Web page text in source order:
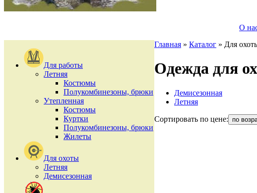
О
Для работы
Летняя
Костюмы
Полукомбинезоны, брюки
Утепленная
Костюмы
Куртки
Полукомбинезоны, брюки
Жилеты
Для охоты
Летняя
Демисезонная
Главная » Каталог » Для
Одежда для
Демисезонная
Летняя
Сортировать по цене: по